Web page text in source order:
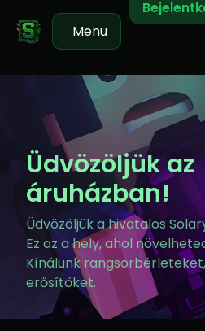
Menu
Üdvözöljük az
áruházban!
Üdvözöljük a hivatalos
Ez az a hely, ahol
Kínálunk
erősítőket.